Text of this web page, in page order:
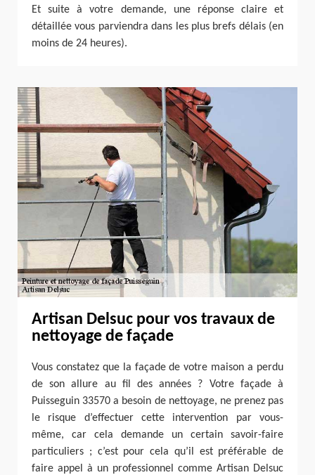
Et suite à votre demande, une réponse claire et
détaillée vous parviendra dans les plus brefs délais (en
moins de 24 heures).
Artisan Delsuc pour vos travaux de
nettoyage de façade
Vous constatez que la façade de votre maison a perdu
de son allure au fil des années ? Votre façade à
Puisseguin 33570 a besoin de nettoyage, ne prenez pas
le risque d’effectuer cette intervention par vous-
même, car cela demande un certain savoir-faire
particuliers ; c’est pour cela qu’il est préférable de
faire appel à un professionnel comme Artisan Delsuc